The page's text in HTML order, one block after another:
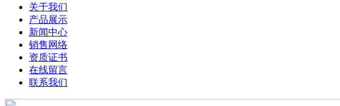
关于我们
产品展示
新闻中心
销售网络
资质证书
在线留言
联系我们